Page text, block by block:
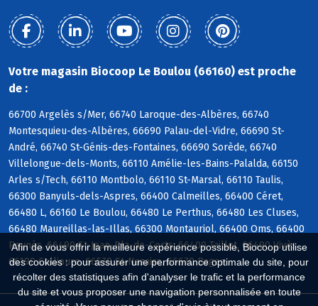
Afin de vous offrir la meilleure expérience possible, Biocoop utilise
des cookies : pour assurer une performance optimale du site, pour
récolter des statistiques afin d'analyser le trafic et la performance
du site et vous proposer une navigation personnalisée en toute
Votre magasin Biocoop Le Boulou (66160) est proche
de :
66700 Argelès s/Mer, 66740 Laroque-des-Albères, 66740
Montesquieu-des-Albères, 66690 Palau-del-Vidre, 66690 St-
André, 66740 St-Génis-des-Fontaines, 66690 Sorède, 66740
Villelongue-dels-Monts, 66110 Amélie-les-Bains-Palalda, 66150
Arles s/Tech, 66110 Montbolo, 66110 St-Marsal, 66110 Taulis,
66300 Banyuls-dels-Aspres, 66400 Calmeilles, 66400 Céret,
66480 L, 66160 Le Boulou, 66480 Le Perthus, 66480 Les Cluses,
66480 Maureillas-las-Illas, 66300 Montauriol, 66400 Oms, 66400
Reynès, 66490 St-Jean-Pla-de-Corts, 66400 Taillet, 66490 Vivès,
66190 Collioure, 66570 St-Nazaire, 66670 Bages